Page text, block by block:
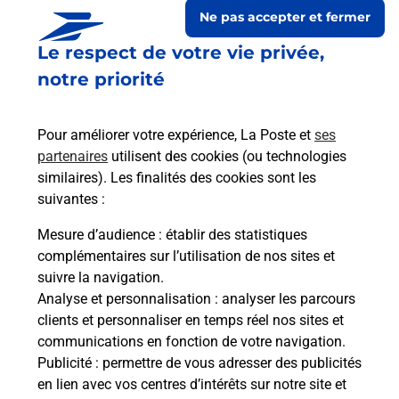
Le respect de votre vie privée,
notre priorité
Pour améliorer votre expérience, La Poste et ses
partenaires utilisent des cookies (ou technologies
similaires). Les finalités des cookies sont les
suivantes :
Mesure d’audience : établir des statistiques
complémentaires sur l’utilisation de nos sites et
suivre la navigation.
Analyse et personnalisation : analyser les parcours
clients et personnaliser en temps réel nos sites et
communications en fonction de votre navigation.
Publicité : permettre de vous adresser des publicités
en lien avec vos centres d’intérêts sur notre site et
Ne pas accepter et fermer
Prochaine collecte du courrierlundià 08h00
10 Route De Largentiere
07110 Montreal
Itinéraire
Le lien s'ouvre dans un nouvel onglet